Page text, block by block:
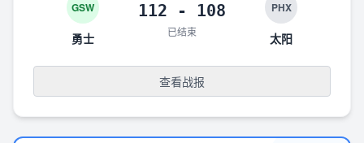
GSW
勇士
112 - 108
已结束
PHX
太阳
查看战报